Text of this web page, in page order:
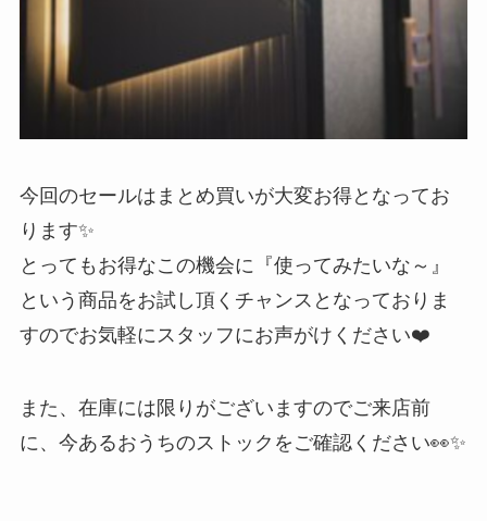
今回のセールはまとめ買いが大変お得となってお
ります✨
とってもお得なこの機会に『使ってみたいな～』
という商品をお試し頂くチャンスとなっておりま
すのでお気軽にスタッフにお声がけください❤️
また、在庫には限りがございますのでご来店前
に、今あるおうちのストックをご確認ください👀✨